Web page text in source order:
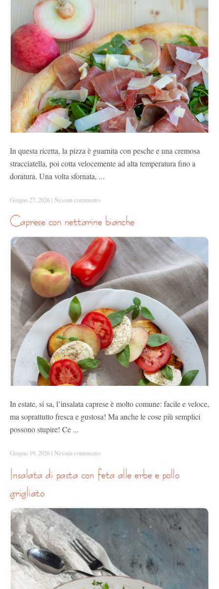
In questa ricetta, la pizza è guarnita con pesche e una cremosa
stracciatella, poi cotta velocemente ad alta temperatura fino a
doratura. Una volta sfornata, ...
Giugno 27, 2026 | Nessun commento
caprese con nettarine bianche
In estate, si sa, l’insalata caprese è molto comune: facile e veloce,
ma soprattutto fresca e gustosa! Ma anche le cose più semplici
possono stupire! Ce ...
Giugno 19, 2026 | Nessun commento
grigliato